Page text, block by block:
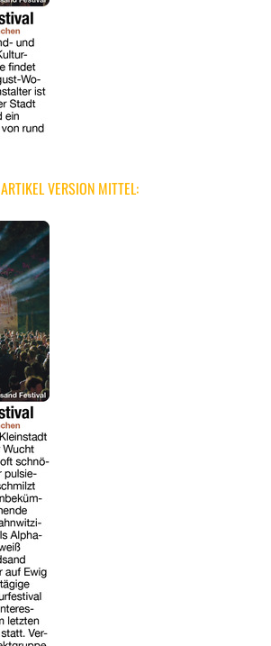
ARTIKEL VERSION MITTEL: